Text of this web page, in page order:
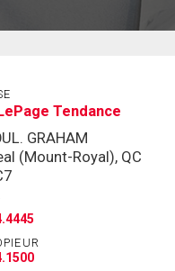
Tendance
GRAHAM
(Mount-Royal), QC